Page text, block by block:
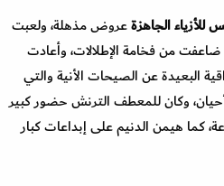
للأزياء الجاهزةعروض مذهلة، ولعبت
من فخامة الإطلالات، وأعادت
البعيدة عن الصيحات الأنية والتي
وكان للمعطف الترنش حضور كبير
كما هيمن الدنيم على إبداعات كبار